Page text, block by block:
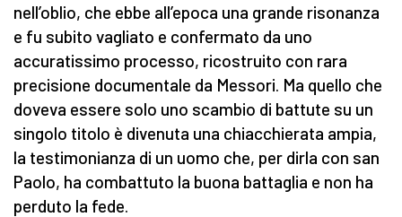
nell’oblio, che ebbe all’epoca una grande risonanza
e fu subito vagliato e confermato da uno
accuratissimo processo, ricostruito con rara
precisione documentale da Messori. Ma quello che
doveva essere solo uno scambio di battute su un
singolo titolo è divenuta una chiacchierata ampia,
la testimonianza di un uomo che, per dirla con san
Paolo, ha combattuto la buona battaglia e non ha
perduto la fede.